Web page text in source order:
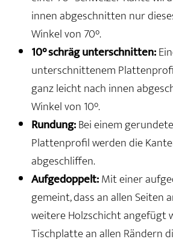
innen abgeschnitten nur
Winkel von 70°.
10° schräg unterschnitten:
unterschnittenem
ganz leicht nach innen
Winkel von 10°.
Rundung:Bei einem
Plattenprofil werden die
abgeschliffen.
Aufgedoppelt:Mit einer
gemeint, dass an allen Seiten
weitere Holzschicht angefügt
Tischplatte an allen Rändern